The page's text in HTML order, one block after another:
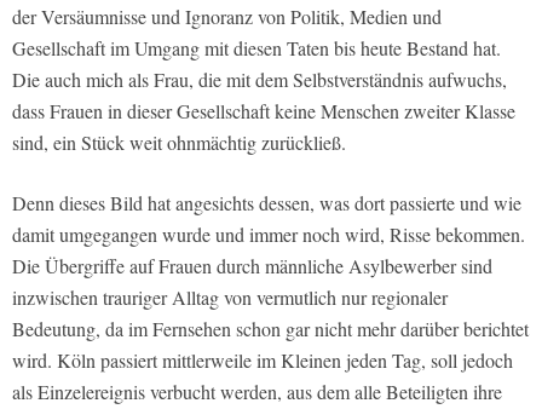
der Versäumnisse und Ignoranz von Politik, Medien und
Gesellschaft im Umgang mit diesen Taten bis heute Bestand hat.
Die auch mich als Frau, die mit dem Selbstverständnis aufwuchs,
dass Frauen in dieser Gesellschaft keine Menschen zweiter Klasse
sind, ein Stück weit ohnmächtig zurückließ.
Denn dieses Bild hat angesichts dessen, was dort passierte und wie
damit umgegangen wurde und immer noch wird, Risse bekommen.
Die Übergriffe auf Frauen durch männliche Asylbewerber sind
inzwischen trauriger Alltag von vermutlich nur regionaler
Bedeutung, da im Fernsehen schon gar nicht mehr darüber berichtet
wird. Köln passiert mittlerweile im Kleinen jeden Tag, soll jedoch
als Einzelereignis verbucht werden, aus dem alle Beteiligten ihre